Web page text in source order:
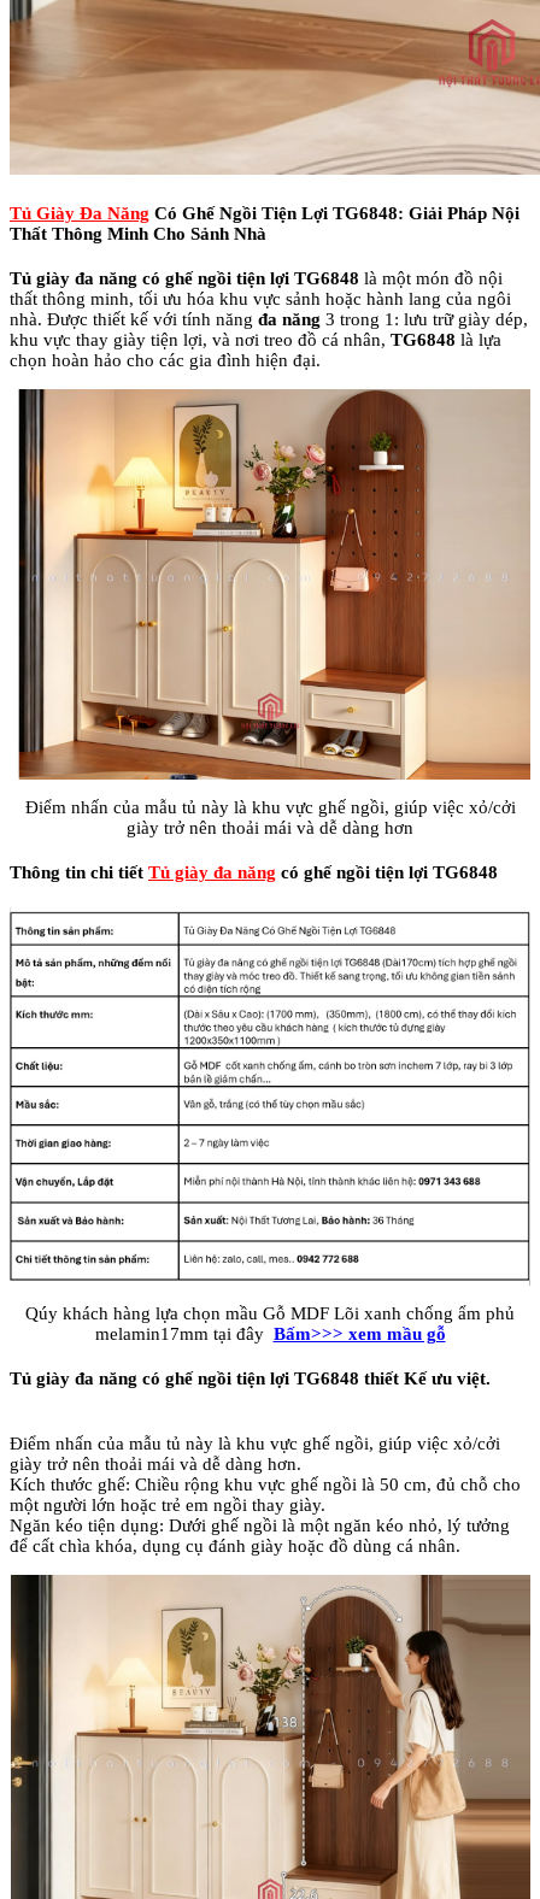
Tủ Giày Đa Năng Có Ghế Ngồi Tiện Lợi TG6848: Giải Pháp Nội
Thất Thông Minh Cho Sảnh Nhà
Tủ giày đa năng có ghế ngồi tiện lợi TG6848 là một món đồ nội
thất thông minh, tối ưu hóa khu vực sảnh hoặc hành lang của ngôi
nhà. Được thiết kế với tính năng đa năng 3 trong 1: lưu trữ giày dép,
khu vực thay giày tiện lợi, và nơi treo đồ cá nhân, TG6848 là lựa
chọn hoàn hảo cho các gia đình hiện đại.
Điểm nhấn của mẫu tủ này là khu vực ghế ngồi, giúp việc xỏ/cởi
giày trở nên thoải mái và dễ dàng hơn
Thông tin chi tiết Tủ giày đa năng có ghế ngồi tiện lợi TG6848
Qúy khách hàng lựa chọn mầu Gỗ MDF Lõi xanh chống ẩm phủ
melamin17mm tại đây Bấm>>> xem mầu gỗ
Tủ giày đa năng có ghế ngồi tiện lợi TG6848 thiết Kế ưu việt.
Điểm nhấn của mẫu tủ này là khu vực ghế ngồi, giúp việc xỏ/cởi
giày trở nên thoải mái và dễ dàng hơn.
Kích thước ghế: Chiều rộng khu vực ghế ngồi là 50 cm, đủ chỗ cho
một người lớn hoặc trẻ em ngồi thay giày.
Ngăn kéo tiện dụng: Dưới ghế ngồi là một ngăn kéo nhỏ, lý tưởng
để cất chìa khóa, dụng cụ đánh giày hoặc đồ dùng cá nhân.